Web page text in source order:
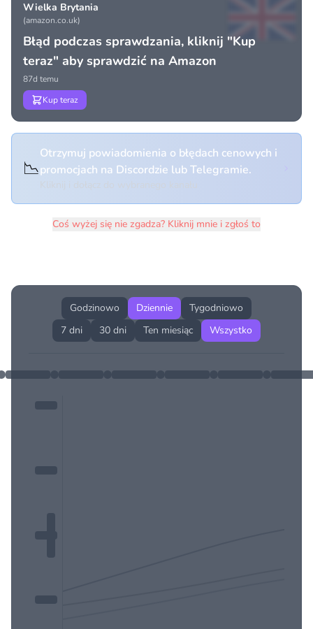
Wielka Brytania
(amazon.co.uk)
Błąd podczas sprawdzania, kliknij "Kup
teraz" aby sprawdzić na Amazon
87d temu
Kup teraz
📉
Otrzymuj powiadomienia o błędach cenowych i
promocjach na Discordzie lub Telegramie.
Coś wyżej się nie zgadza? Kliknij mnie i zgłoś to
Godzinowo Dziennie
Tygodniowo
7 dni
30 dni Ten miesiąc Wszystko